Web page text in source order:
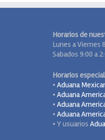
Horarios de
Lunes a Viernes
Sabados 9:00 a
Horarios
• Aduana
• Aduana
• Aduana
• Aduana
• Y usuarios